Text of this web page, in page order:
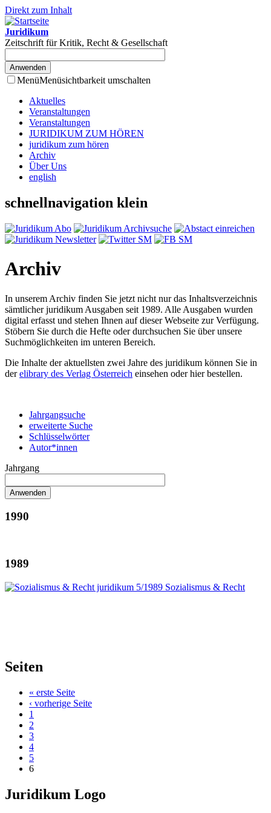
Direkt zum Inhalt
Juridikum
Zeitschrift für Kritik, Recht & Gesellschaft
MenüMenüsichtbarkeit umschalten
Aktuelles
Veranstaltungen
Veranstaltungen
JURIDIKUM ZUM HÖREN
juridikum zum hören
Archiv
Über Uns
english
schnellnavigation klein
Archiv
In unserem Archiv finden Sie jetzt nicht nur das Inhaltsverzeichnis
sämtlicher juridikum Ausgaben seit 1989. Alle Ausgaben wurden
digital erfasst und stehen Ihnen auf dieser Webseite zur Verfügung.
Stöbern Sie durch die Hefte oder durchsuchen Sie über unsere
Suchmöglichkeiten im unteren Bereich.
Die Inhalte der aktuellsten zwei Jahre des juridikum können Sie in
derelibrary des Verlag Österreich einsehen oder hier bestellen.
Jahrgangsuche
erweiterte Suche
Schlüsselwörter
Autor*innen
Jahrgang
1990
1989
Seiten
« erste Seite
‹ vorherige Seite
1
2
3
4
5
6
Juridikum Logo